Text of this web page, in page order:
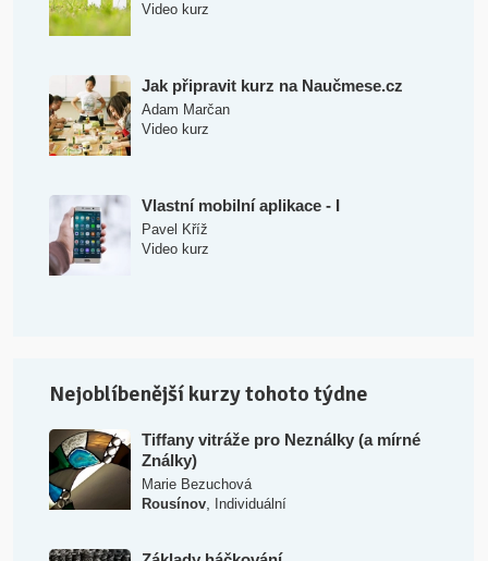
Video kurz
Jak připravit kurz na Naučmese.cz
Adam Marčan
Video kurz
Vlastní mobilní aplikace - I
Pavel Kříž
Video kurz
Nejoblíbenější kurzy tohoto týdne
Tiffany vitráže pro Neználky (a mírné
Ználky)
Marie Bezuchová
Rousínov, Individuální